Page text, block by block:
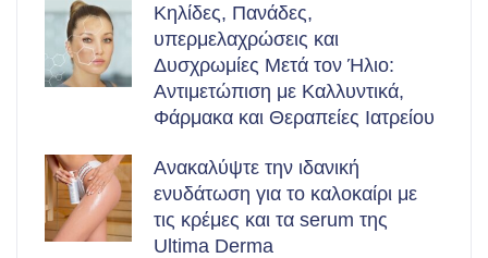
Κηλίδες, Πανάδες,
υπερμελαχρώσεις και
Δυσχρωμίες Μετά τον Ήλιο:
Αντιμετώπιση με Καλλυντικά,
Φάρμακα και Θεραπείες Ιατρείου
Ανακαλύψτε την ιδανική
ενυδάτωση για το καλοκαίρι με
τις κρέμες και τα serum της
Ultima Derma